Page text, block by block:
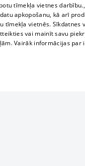
Līguma
360
tīmekļa vietnes
apkopošanu, kā arī
vietnēs.
vai mainīt savu
Vairāk informācijas